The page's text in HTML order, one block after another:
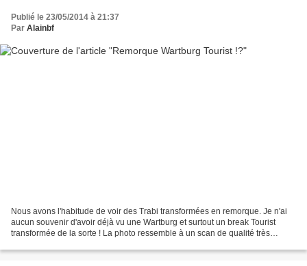
Publié le 23/05/2014 à 21:37
Par Alainbf
Nous avons l'habitude de voir des Trabi transformées en remorque. Je n'ai
aucun souvenir d'avoir déjà vu une Wartburg et surtout un break Tourist
transformée de la sorte ! La photo ressemble à un scan de qualité très